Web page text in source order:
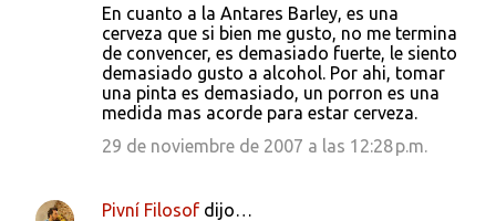
i
En cuanto a la Antares Barley, es una
cerveza que si bien me gusto, no me termina
de convencer, es demasiado fuerte, le siento
demasiado gusto a alcohol. Por ahi, tomar
una pinta es demasiado, un porron es una
medida mas acorde para estar cerveza.
29 de noviembre de 2007 a las 12:28 p.m.
Pivní Filosof dijo…